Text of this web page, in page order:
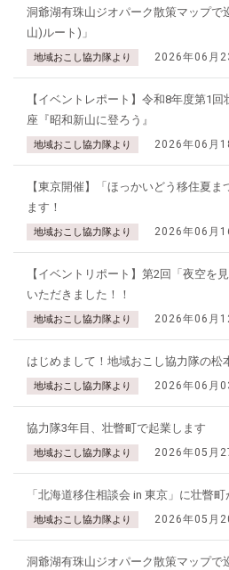
洞爺湖有珠山ジオパーク散策マップで
山)ルート)」
地域おこし協力隊より 2026年06月
【イベントレポート】令和8年度第1
座『昭和新山に登ろう』
地域おこし協力隊より 2026年06月
【東京開催】「ほっかいどう移住夏
ます！
地域おこし協力隊より 2026年06月
【イベントリポート】第2回「夜空を
いただきました！！
地域おこし協力隊より 2026年06月
はじめまして！地域おこし協力隊の松
地域おこし協力隊より 2026年06月
協力隊3年目、壮瞥町で起業します
地域おこし協力隊より 2026年05月
「北海道移住相談会 in 東京」に壮瞥町
地域おこし協力隊より 2026年05月
洞爺湖有珠山ジオパーク散策マップで